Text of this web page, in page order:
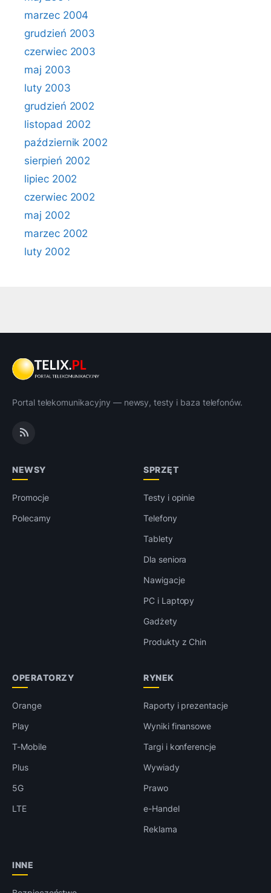
marzec 2004
grudzień 2003
czerwiec 2003
maj 2003
luty 2003
grudzień 2002
listopad 2002
październik 2002
sierpień 2002
lipiec 2002
czerwiec 2002
maj 2002
marzec 2002
luty 2002
Portal telekomunikacyjny — newsy, testy i baza telefonów.
NEWSY
Promocje
Polecamy
SPRZĘT
Testy i opinie
Telefony
Tablety
Dla seniora
Nawigacje
PC i Laptopy
Gadżety
Produkty z Chin
OPERATORZY
Orange
Play
T-Mobile
Plus
5G
LTE
RYNEK
Raporty i prezentacje
Wyniki finansowe
Targi i konferencje
Wywiady
Prawo
e-Handel
Reklama
INNE